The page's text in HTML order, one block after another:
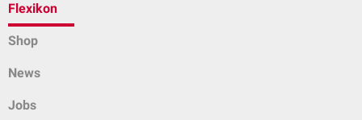
Flexikon
Shop
News
Jobs